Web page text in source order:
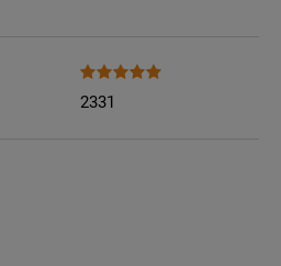
2331